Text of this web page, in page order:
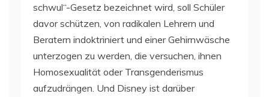
schwul“-Gesetz bezeichnet wird, soll Schüler
davor schützen, von radikalen Lehrern und
Beratern indoktriniert und einer Gehirnwäsche
unterzogen zu werden, die versuchen, ihnen
Homosexualität oder Transgenderismus
aufzudrängen. Und Disney ist darüber